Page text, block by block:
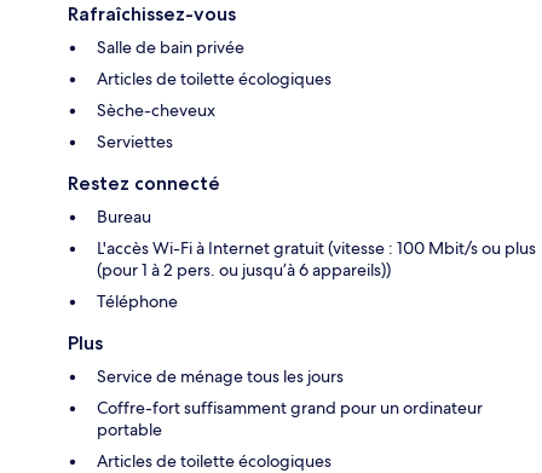
Rafraîchissez-vous
Salle de bain privée
Articles de toilette écologiques
Sèche-cheveux
Serviettes
Restez connecté
Bureau
L'accès Wi-Fi à Internet gratuit (vitesse : 100 Mbit/s ou plus
(pour 1 à 2 pers. ou jusqu’à 6 appareils))
Téléphone
Plus
Service de ménage tous les jours
Coffre-fort suffisamment grand pour un ordinateur
portable
Articles de toilette écologiques